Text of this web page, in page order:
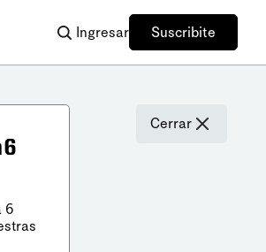
Ingresar Suscribite
Cerrar
6
6